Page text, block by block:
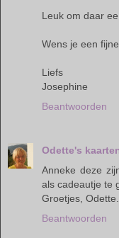
Leuk om daar
Wens je een
Liefs
Josephine
Beantwoorden
Odette's
Anneke deze
als cadeautje te
Groetjes, Odette.
Beantwoorden